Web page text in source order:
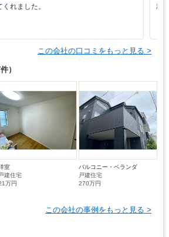
れました。 親
この会社の口コミをもっと見る >
）
室
戸建住宅
万円
バルコニー・ベランダ
戸建住宅
270万円
この会社の事例をもっと見る >